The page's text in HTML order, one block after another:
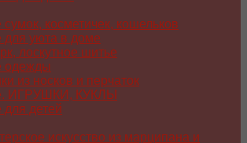
сумок, косметичек, кошельков
для уюта в доме
лоскутное шитье
одежды
из носков и перчаток
ИГРУШКИ, КУКЛЫ
для детей
искусство из марципана и